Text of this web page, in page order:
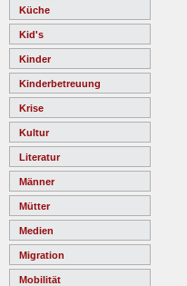
Küche
Kid's
Kinder
Kinderbetreuung
Krise
Kultur
Literatur
Männer
Mütter
Medien
Migration
Mobilität